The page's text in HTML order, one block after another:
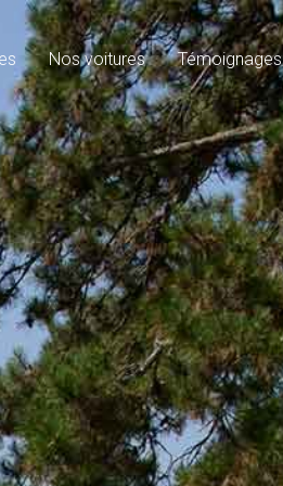
Nos voitures Témoignages